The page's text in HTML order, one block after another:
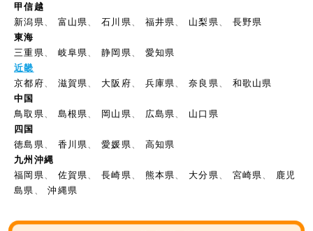
甲信越
新潟県
富山県 、石川県 福井県 山梨県
長野県
東海
三重県
岐阜県 、静岡県
愛知県
近畿
京都府
滋賀県 大阪府 兵庫県 、奈良県
和歌山県
中国
鳥取県
島根県 岡山県 広島県
山口県
四国
徳島県
香川県 、愛媛県
高知県
九州沖縄
福岡県
佐賀県 、長崎県 熊本県 大分県 宮崎県
鹿児
島県
、沖縄県